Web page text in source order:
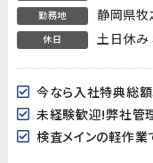
勤務地 静岡県牧
休日 土日休み
今なら入社特典総
検査メインの軽作業